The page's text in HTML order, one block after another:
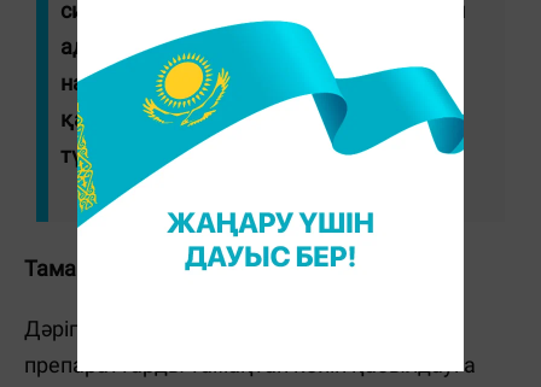
сияқты қан қысымы кешке көтерілетін
адамдар да бар. Осыған байланысты
науқастар дәрісін қай уақытта
қабылдайтынын білуі керек", - деп
түсіндіреді маман.
Тамақтан кейін емес, бұрын
Дәрігердің айтуынша, антигипертензивті
препараттарды тамақтан кейін қабылдауға